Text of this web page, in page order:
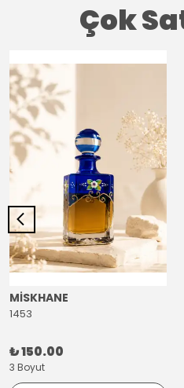
Çok
MİSKHANE
1453
₺ 150.00
3 Boyut